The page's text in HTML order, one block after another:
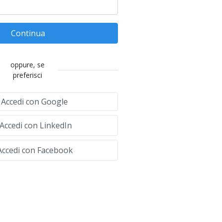
Continua
oppure, se
preferisci
con Google
con LinkedIn
con Facebook